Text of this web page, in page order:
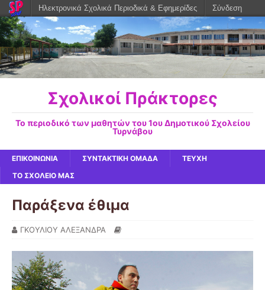
Σχολικοί Πράκτορες
Το περιοδικό των μαθητών του 1ου Δημοτικού Σχολείου
Τυρνάβου
ΕΠΙΚΟΙΝΩΝΙΑ ΣΥΝΤΑΚΤΙΚΗ ΟΜΑΔΑ
ΤΕΥΧΗ
ΤΟ ΣΧΟΛΕΙΟ ΜΑΣ
Παράξενα έθιμα
ΓΚΟΥΛΙΟΥ ΑΛΕΞΑΝΔΡΑ
Ηλεκτρονικά Σχολικά Περιοδικά & Εφημερίδες Σύνδεση